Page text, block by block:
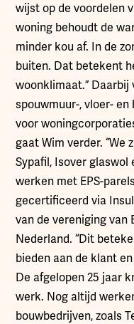
wijst op de voordelen
woning behoudt de
minder kou af. In de
buiten. Dat betekent
woonklimaat.” Daarbij
spouwmuur-, vloer- en
voor
gaat Wim verder.
Sypafil, Isover
werken met EPS-
gecertificeerd via
van de vereniging van
Nederland. “Dit
bieden aan de klant
De afgelopen 25 jaar
werk. Nog altijd
bouwbedrijven, zoals